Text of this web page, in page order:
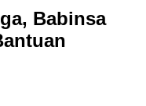
Babinsa